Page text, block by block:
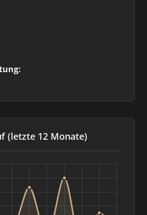
(letzte 12 Monate)